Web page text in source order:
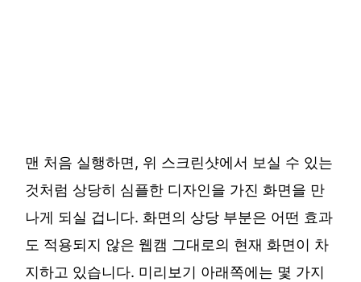
맨 처음 실행하면, 위 스크린샷에서 보실 수 있는
것처럼 상당히 심플한 디자인을 가진 화면을 만
나게 되실 겁니다. 화면의 상당 부분은 어떤 효과
도 적용되지 않은 웹캠 그대로의 현재 화면이 차
지하고 있습니다. 미리보기 아래쪽에는 몇 가지